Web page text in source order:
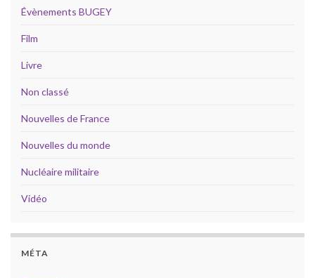
Évènements BUGEY
Film
Livre
Non classé
Nouvelles de France
Nouvelles du monde
Nucléaire militaire
Vidéo
MÉTA